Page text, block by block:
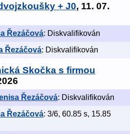
+ J0, 11. 07.
Řezáčová: Diskvalifikován
Řezáčová: Diskvalifikován
Skočka s firmou
Řezáčová: Diskvalifikován
Řezáčová: 3/6, 60.85 s, 15.85